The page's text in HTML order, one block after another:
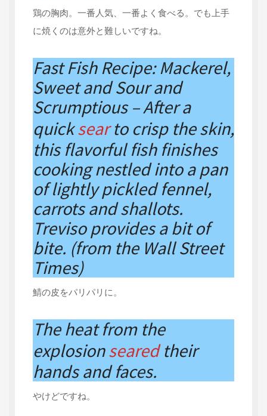
鶏の胸肉。一番人気、一番よく食べる。でも上手
に焼くのは意外と難しいですね。
Fast Fish Recipe: Mackerel,
Sweet and Sour and
Scrumptious – After a
quicksearto crisp the skin,
this flavorful fish finishes
cooking nestled into a pan
of lightly pickled fennel,
carrots and shallots.
Treviso provides a bit of
bite. (from the Wall Street
Times)
鯖の皮をパリパリに。
The heat from the
explosionsearedtheir
hands and faces.
やけどですね。